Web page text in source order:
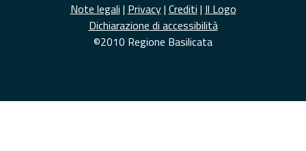
Note legali | Privacy| Crediti | Il Logo
Dichiarazione di accessibilità
©2010 Regione Basilicata